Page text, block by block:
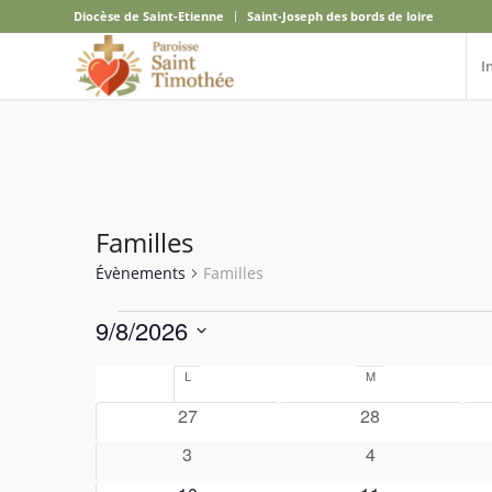
Diocèse de Saint-Etienne Saint-Joseph des bords de loire
Familles
Évènements Familles
Évènements
9/8/2026
Calendrier
de
Évènements
L Mmardi
0
27
0
28
0
3
0
4